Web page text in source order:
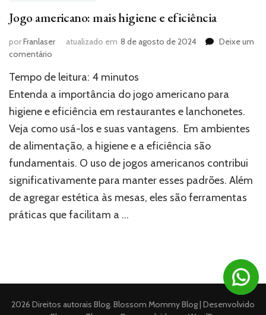
Jogo americano: mais higiene e eficiência
porFranlaser atualizado em 8 de agosto de 2024
Deixe um
comentário
americano:
mais
higiene
e
eficiência
Tempo de leitura: 4 minutos
Entenda a importância do jogo americano para
higiene e eficiência em restaurantes e lanchonetes.
Veja como usá-los e suas vantagens. Em ambientes
de alimentação, a higiene e a eficiência são
fundamentais. O uso de jogos americanos contribui
significativamente para manter esses padrões. Além
de agregar estética às mesas, eles são ferramentas
práticas que facilitam a …
2026 Direitos autorais Blog. Blossom Mommy Blog | Desenvolvido